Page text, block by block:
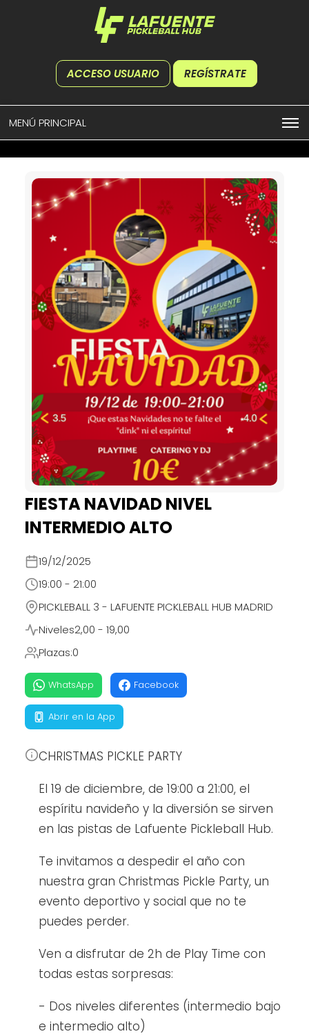
ACCESO USUARIO REGÍSTRATE
MENÚ PRINCIPAL
FIESTA NAVIDAD NIVEL
INTERMEDIO ALTO
19/12/2025
19:00 - 21:00
PICKLEBALL 3 - LAFUENTE PICKLEBALL HUB MADRID
Niveles2,00 - 19,00
Plazas:0
WhatsApp Facebook
Abrir en la App
CHRISTMAS PICKLE PARTY
El 19 de diciembre, de 19:00 a 21:00, el
espíritu navideño y la diversión se sirven
en las pistas de Lafuente Pickleball Hub.
Te invitamos a despedir el año con
nuestra gran Christmas Pickle Party, un
evento deportivo y social que no te
puedes perder.
Ven a disfrutar de 2h de Play Time con
todas estas sorpresas:
- Dos niveles diferentes (intermedio bajo
e intermedio alto)